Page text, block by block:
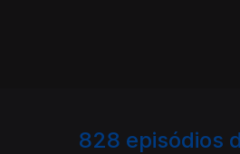
828 episódios